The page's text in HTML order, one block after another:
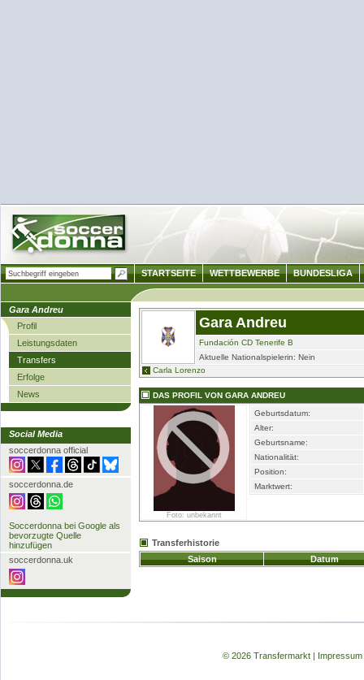
Gara Andreu
Profil
Leistungsdaten
Transfers
Erfolge
News
Social Media
soccerdonna official
soccerdonna.de
Soccerdonna bei Google als
bevorzugte Quelle
hinzufügen
soccerdonna.uk
Gara Andreu
Fundación CD Tenerife B
Aktuelle Nationalspielerin: Nein
Carla Lorenzo
DAS PROFIL VON GARA ANDREU
Foto: unbekannt
Geburtsdatum:
Alter:
Geburtsname:
Nationalität:
Position:
Marktwert:
Transferhistorie
Saison
Datum
© 2026 Transfermarkt| Impressum
STARTSEITE WETTBEWERBE BUNDESLIGA